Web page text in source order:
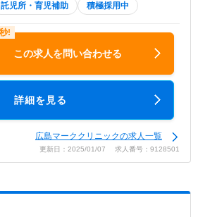
託児所・育児補助 積極採用中
この求人を問い合わせる
詳細を見る
広島マーククリニックの求人一覧
更新日：2025/01/07 求人番号：9128501